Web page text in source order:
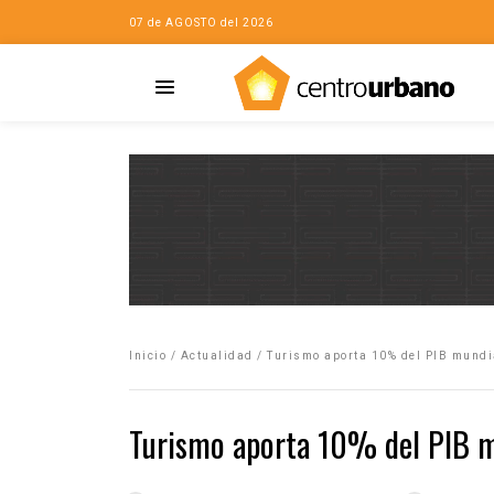
07 de AGOSTO del 2026
Inicio / Actualidad /Turismo aporta 10% del PIB
Turismo aporta 10% del PIB